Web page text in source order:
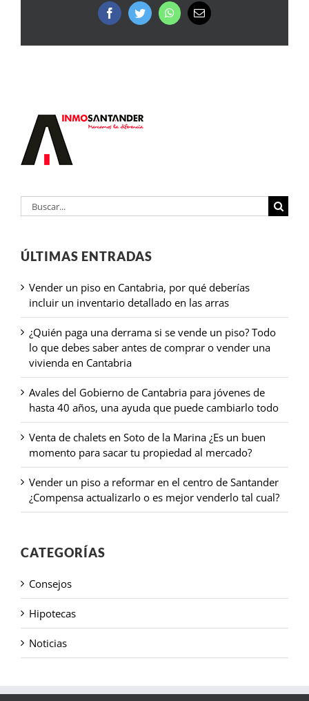
FacebookTwitter WhatsAppCorreo
electrónico
Buscar:
ÚLTIMAS ENTRADAS
Vender un piso en Cantabria, por qué deberías
incluir un inventario detallado en las arras
¿Quién paga una derrama si se vende un piso? Todo
lo que debes saber antes de comprar o vender una
vivienda en Cantabria
Avales del Gobierno de Cantabria para jóvenes de
hasta 40 años, una ayuda que puede cambiarlo todo
Venta de chalets en Soto de la Marina ¿Es un buen
momento para sacar tu propiedad al mercado?
Vender un piso a reformar en el centro de Santander
¿Compensa actualizarlo o es mejor venderlo tal cual?
CATEGORÍAS
Consejos
Hipotecas
Noticias